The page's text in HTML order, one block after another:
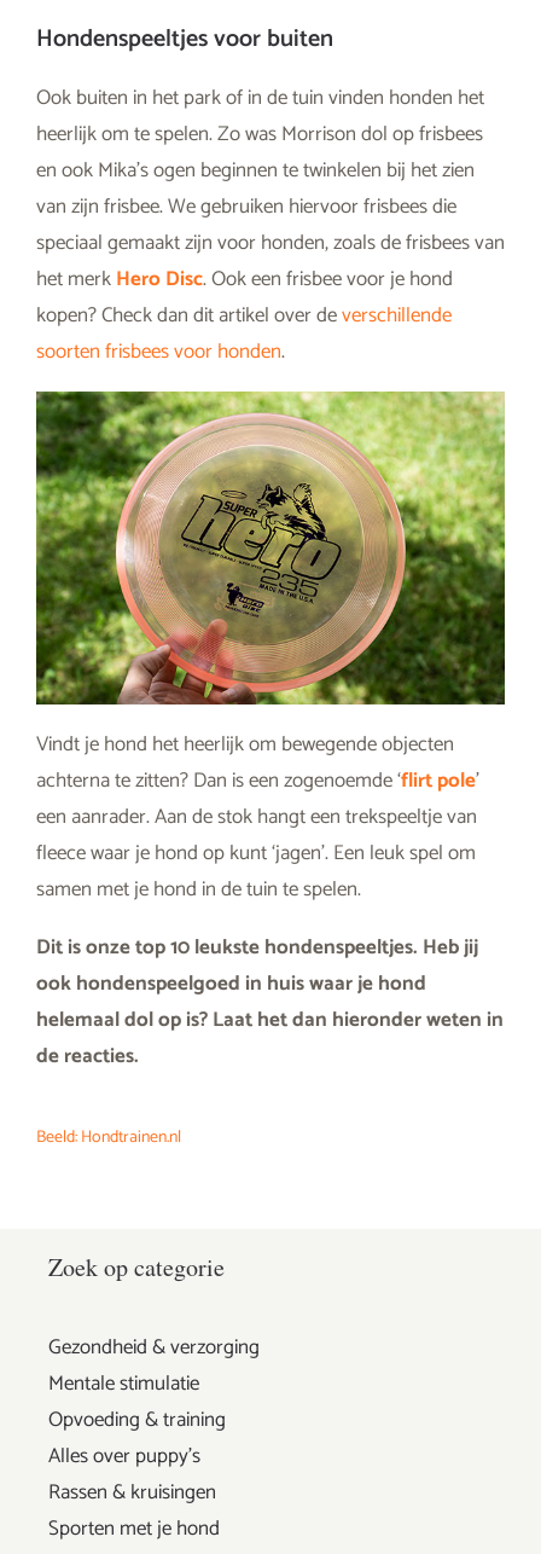
Hondenspeeltjes voor buiten
Ook buiten in het park of in de tuin vinden honden het
heerlijk om te spelen. Zo was Morrison dol op frisbees
en ook Mika’s ogen beginnen te twinkelen bij het zien
van zijn frisbee. We gebruiken hiervoor frisbees die
speciaal gemaakt zijn voor honden, zoals de frisbees van
het merkHero Disc. Ook een frisbee voor je hond
kopen? Check dan dit artikel over deverschillende
soorten frisbees voor honden.
Vindt je hond het heerlijk om bewegende objecten
achterna te zitten? Dan is een zogenoemde ‘flirt pole’
een aanrader. Aan de stok hangt een trekspeeltje van
fleece waar je hond op kunt ‘jagen’. Een leuk spel om
samen met je hond in de tuin te spelen.
Dit is onze top 10 leukste hondenspeeltjes. Heb jij
ook hondenspeelgoed in huis waar je hond
helemaal dol op is? Laat het dan hieronder weten in
de reacties.
Beeld: Hondtrainen.nl
Zoek op categorie
Gezondheid & verzorging
Mentale stimulatie
Opvoeding & training
Alles over puppy's
Rassen & kruisingen
Sporten met je hond